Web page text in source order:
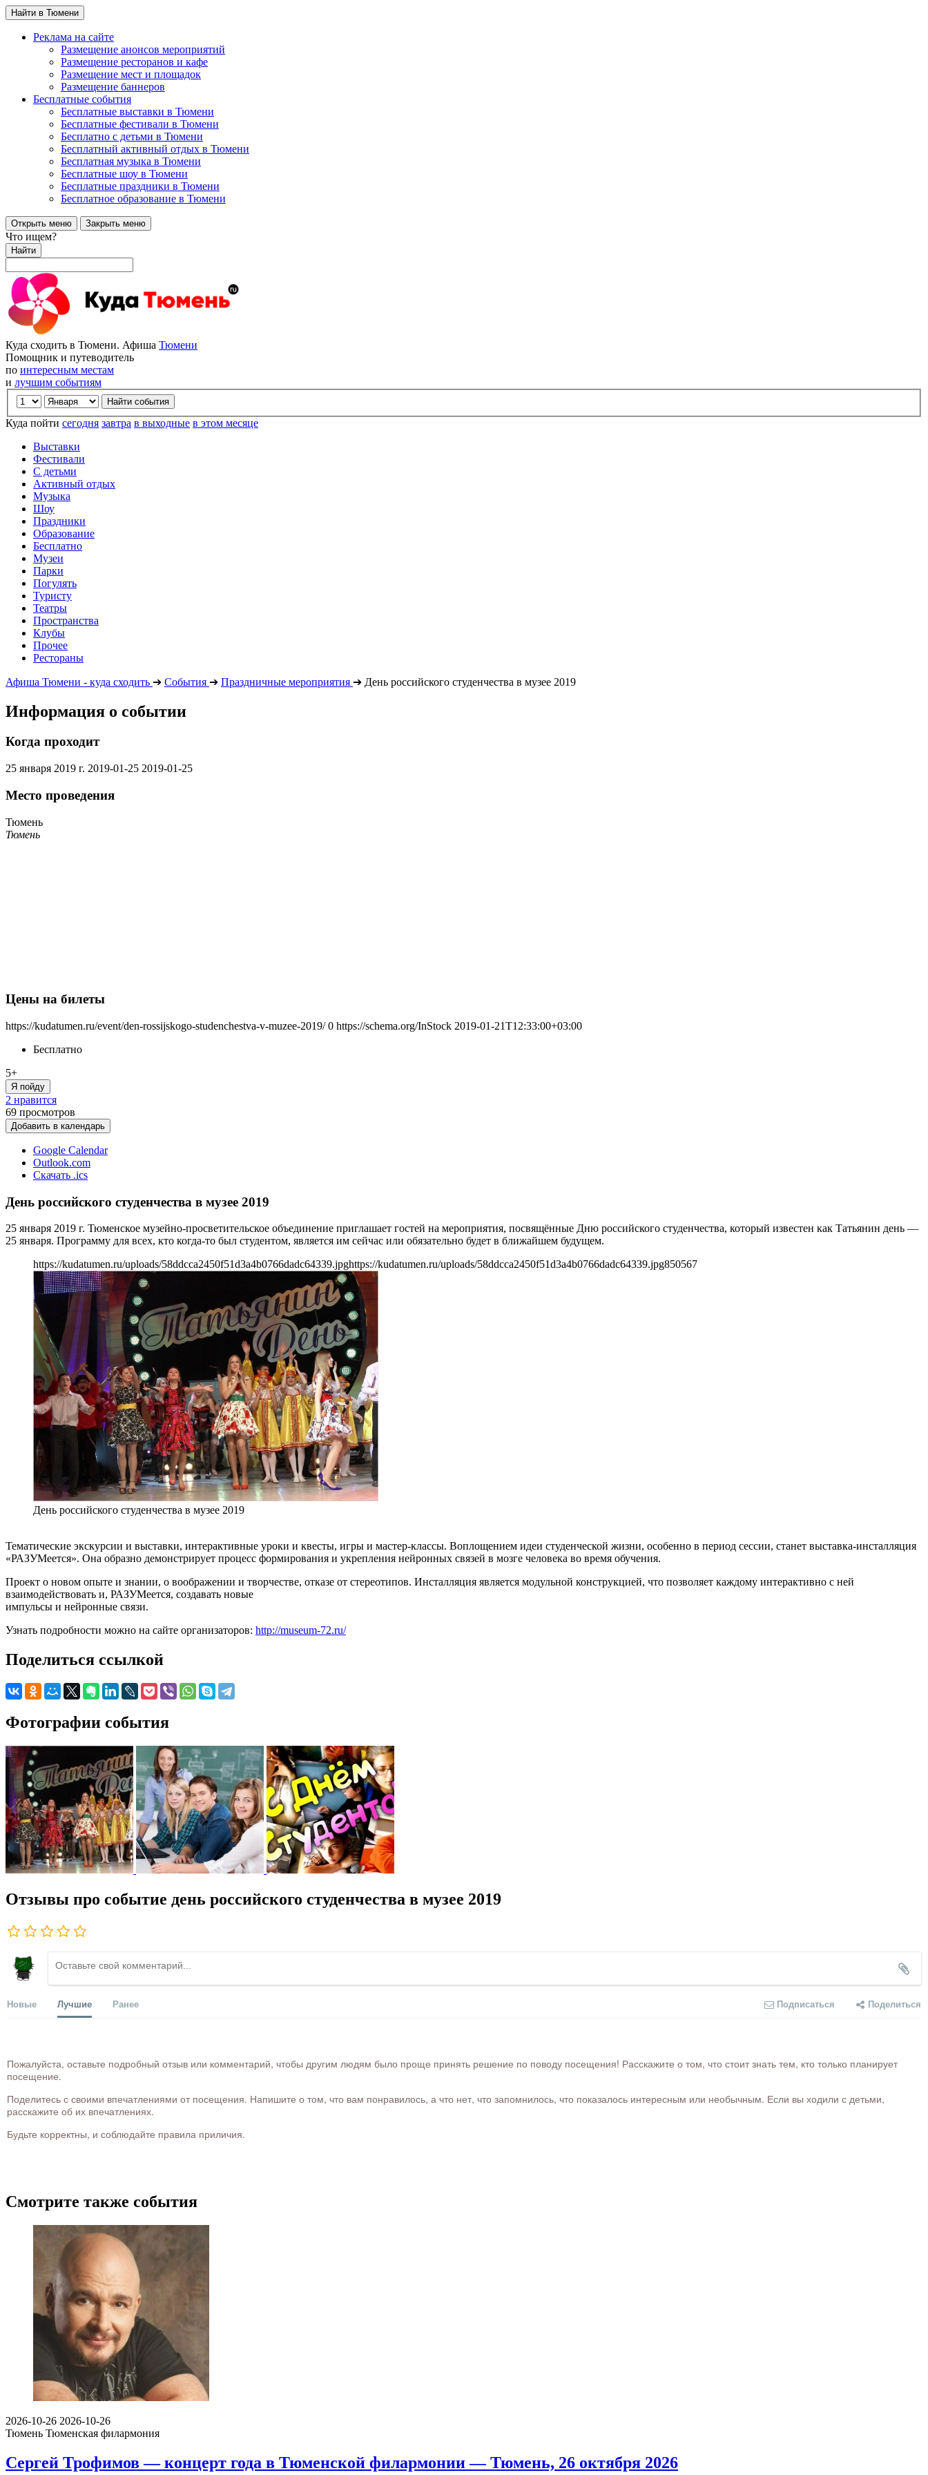
Найти в Тюмени
Реклама на сайте
Размещение анонсов мероприятий
Размещение ресторанов и кафе
Размещение мест и площадок
Размещение баннеров
Бесплатные события
Бесплатные выставки в Тюмени
Бесплатные фестивали в Тюмени
Бесплатно с детьми в Тюмени
Бесплатный активный отдых в Тюмени
Бесплатная музыка в Тюмени
Бесплатные шоу в Тюмени
Бесплатные праздники в Тюмени
Бесплатное образование в Тюмени
Открыть меню Закрыть меню
Что ищем?
Найти
Куда сходить в Тюмени. Афиша Тюмени
Помощник и путеводитель
по интересным местам
и лучшим событиям
Куда пойти сегодня завтра в выходные в этом месяце
Выставки
Фестивали
С детьми
Активный отдых
Музыка
Шоу
Праздники
Образование
Бесплатно
Музеи
Парки
Погулять
Туристу
Театры
Пространства
Клубы
Прочее
Рестораны
Афиша Тюмени - куда сходить ➔ События ➔ Праздничные мероприятия ➔ День российского студенчества в музее 2019
Информация о событии
Когда проходит
25 января 2019 г. 2019-01-25 2019-01-25
Место проведения
Тюмень
Тюмень
Цены на билеты
https://kudatumen.ru/event/den-rossijskogo-studenchestva-v-muzee-2019/ 0 https://schema.org/InStock 2019-01-21T12:33:00+03:00
Бесплатно
5+
Я пойду
2 нравится
69 просмотров
Добавить в календарь
Google Calendar
Outlook.com
Скачать .ics
День российского студенчества в музее 2019
25 января 2019 г. Тюменское музейно-просветительское объединение приглашает гостей на мероприятия, посвящённые Дню российского студенчества, который известен как Татьянин день —
25 января. Программу для всех, кто когда-то был студентом, является им сейчас или обязательно будет в ближайшем будущем.
https://kudatumen.ru/uploads/58ddcca2450f51d3a4b0766dadc64339.jpghttps://kudatumen.ru/uploads/58ddcca2450f51d3a4b0766dadc64339.jpg850567
День российского студенчества в музее 2019
Тематические экскурсии и выставки, интерактивные уроки и квесты, игры и мастер-классы. Воплощением идеи студенческой жизни, особенно в период сессии, станет выставка-инсталляция
«РАЗУМеется». Она образно демонстрирует процесс формирования и укрепления нейронных связей в мозге человека во время обучения.
Проект о новом опыте и знании, о воображении и творчестве, отказе от стереотипов. Инсталляция является модульной конструкцией, что позволяет каждому интерактивно с ней
взаимодействовать и, РАЗУМеется, создавать новые
импульсы и нейронные связи.
Узнать подробности можно на сайте организаторов: http://museum-72.ru/
Поделиться ссылкой
Фотографии события
Отзывы про событие день российского студенчества в музее 2019
Новые Лучшие Ранее Подписаться Поделиться
Пожалуйста, оставьте подробный отзыв или комментарий, чтобы другим людям было проще принять решение по поводу посещения! Расскажите о том, что стоит знать тем, кто только планирует
посещение.
Поделитесь с своими впечатлениями от посещения. Напишите о том, что вам понравилось, а что нет, что запомнилось, что показалось интересным или необычным. Если вы ходили с детьми,
расскажите об их впечатлениях.
Будьте корректны, и соблюдайте правила приличия.
Смотрите также события
2026-10-26 2026-10-26
Тюмень Тюменская филармония
Сергей Трофимов — концерт года в Тюменской филармонии — Тюмень, 26 октября 2026